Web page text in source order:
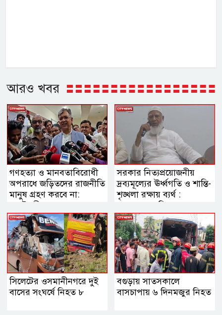
আরও খবর
গণহত্যা ও মানবতাবিরোধী
অপরাধে জড়িতদের রাজনীতি
মানুষ গ্রহণ করবে না:
স্বরাষ্ট্রমন্ত্রী
সরকার নিত্যপ্রয়োজনীয়
দ্রব্যমূল্যের ঊর্ধ্বগতি ও শান্তি-
শৃঙ্খলা রক্ষায় ব্যর্থ :
জামায়াত আমির
সিলেটের ওসমানীনগরে দুই
বাসের সংঘর্ষে নিহত ৮
বগুড়ায় সাতসকালে
বাসচাপায় ৬ দিনমজুর নিহত